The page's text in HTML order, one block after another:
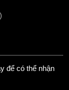
để có thể nhận